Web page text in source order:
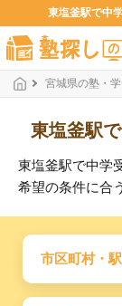
東塩釜駅で中
宮城県の塾・
東塩釜駅
東塩釜駅で中学
希望の条件に合
市区町村・駅